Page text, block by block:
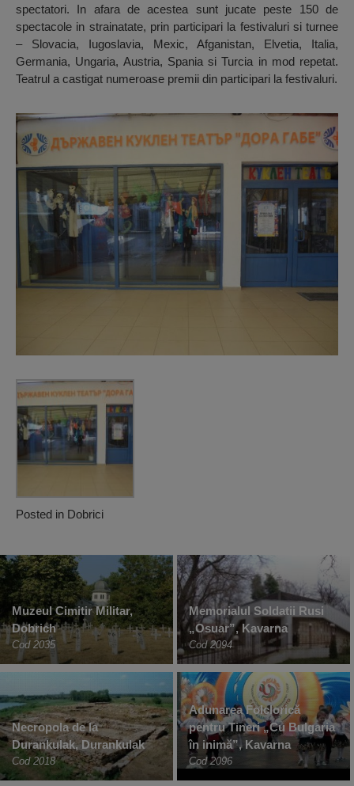
spectatori. In afara de acestea sunt jucate peste 150 de
spectacole in strainatate, prin participari la festivaluri si turnee
– Slovacia, Iugoslavia, Mexic, Afganistan, Elvetia, Italia,
Germania, Ungaria, Austria, Spania si Turcia in mod repetat.
Teatrul a castigat numeroase premii din participari la festivaluri.
Posted in Dobrici
Muzeul Cimitir Militar,
Dobrich
Cod 2035
Memorialul Soldatii Rusi
„Osuar”, Kavarna
Cod 2094
Necropola de la
Durankulak, Durankulak
Cod 2018
Adunarea Folclorică
pentru Tineri „Cu Bulgaria
în inimă”, Kavarna
Cod 2096